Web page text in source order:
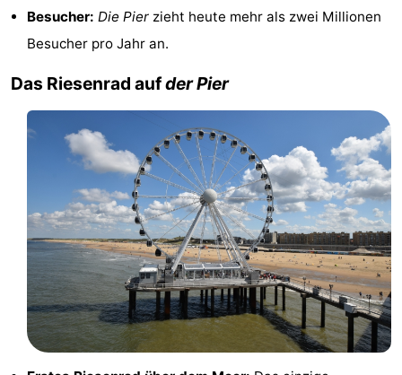
Duin
Katwijk
Den
Haag
-
Rotterdam
Schouwen-
Duiveland
Renesse
Brouwershaven
Bruinisse
Besucher: Die Pier zieht heute mehr als zwei Millionen
Besucher pro Jahr an.
Das Riesenrad aufder Pier